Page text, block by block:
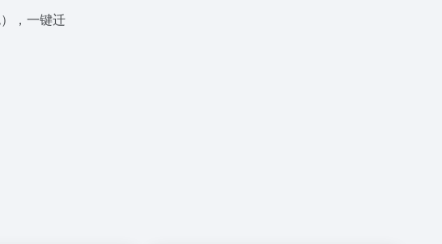
，一键迁